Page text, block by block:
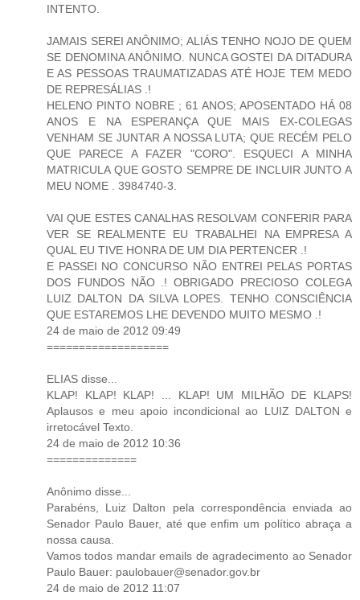
INTENTO.
JAMAIS SEREI ANÔNIMO; ALIÁS TENHO NOJO DE QUEM
SE DENOMINA ANÔNIMO. NUNCA GOSTEI DA DITADURA
E AS PESSOAS TRAUMATIZADAS ATÉ HOJE TEM MEDO
DE REPRESÁLIAS .!
HELENO PINTO NOBRE ; 61 ANOS; APOSENTADO HÁ 08
ANOS E NA ESPERANÇA QUE MAIS EX-COLEGAS
VENHAM SE JUNTAR A NOSSA LUTA; QUE RECÉM PELO
QUE PARECE A FAZER "CORO". ESQUECI A MINHA
MATRICULA QUE GOSTO SEMPRE DE INCLUIR JUNTO A
MEU NOME . 3984740-3.
VAI QUE ESTES CANALHAS RESOLVAM CONFERIR PARA
VER SE REALMENTE EU TRABALHEI NA EMPRESA A
QUAL EU TIVE HONRA DE UM DIA PERTENCER .!
E PASSEI NO CONCURSO NÃO ENTREI PELAS PORTAS
DOS FUNDOS NÃO .! OBRIGADO PRECIOSO COLEGA
LUIZ DALTON DA SILVA LOPES. TENHO CONSCIÊNCIA
QUE ESTAREMOS LHE DEVENDO MUITO MESMO .!
24 de maio de 2012 09:49
===================
ELIAS disse...
KLAP! KLAP! KLAP! ... KLAP! UM MILHÃO DE KLAPS!
Aplausos e meu apoio incondicional ao LUIZ DALTON e
irretocável Texto.
24 de maio de 2012 10:36
==============
Anônimo disse...
Parabéns, Luiz Dalton pela correspondência enviada ao
Senador Paulo Bauer, até que enfim um político abraça a
nossa causa.
Vamos todos mandar emails de agradecimento ao Senador
Paulo Bauer: paulobauer@senador.gov.br
24 de maio de 2012 11:07